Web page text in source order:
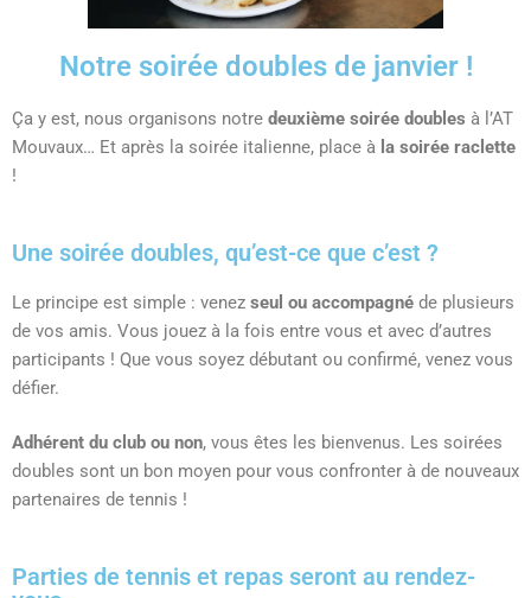
Notre soirée doubles de janvier !
Ça y est, nous organisons notre deuxième soirée doubles à l’AT
Mouvaux… Et après la soirée italienne, place à la soirée raclette
!
Une soirée doubles, qu’est-ce que c’est ?
Le principe est simple : venez seul ou accompagné de plusieurs
de vos amis. Vous jouez à la fois entre vous et avec d’autres
participants ! Que vous soyez débutant ou confirmé, venez vous
défier.
Adhérent du club ou non, vous êtes les bienvenus. Les soirées
doubles sont un bon moyen pour vous confronter à de nouveaux
partenaires de tennis !
Parties de tennis et repas seront au rendez-